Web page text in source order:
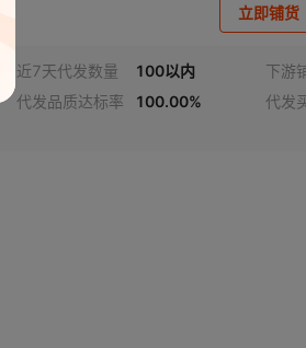
立即铺货
近7天代发数量 100以内 下游
代发品质达标率
100.00% 代发